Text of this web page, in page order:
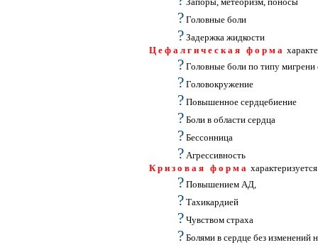
? Головные боли
? Задержка жидкости
Цефалгическая форма
? Головные боли по типу
? Головокружение
? Повышенное сердцебиение
? Боли в области сердца
? Бессонница
? Агрессивность
Кризовая форма
? Повышением АД,
? Тахикардией
? Чувством страха
? Болями в сердце без изменений